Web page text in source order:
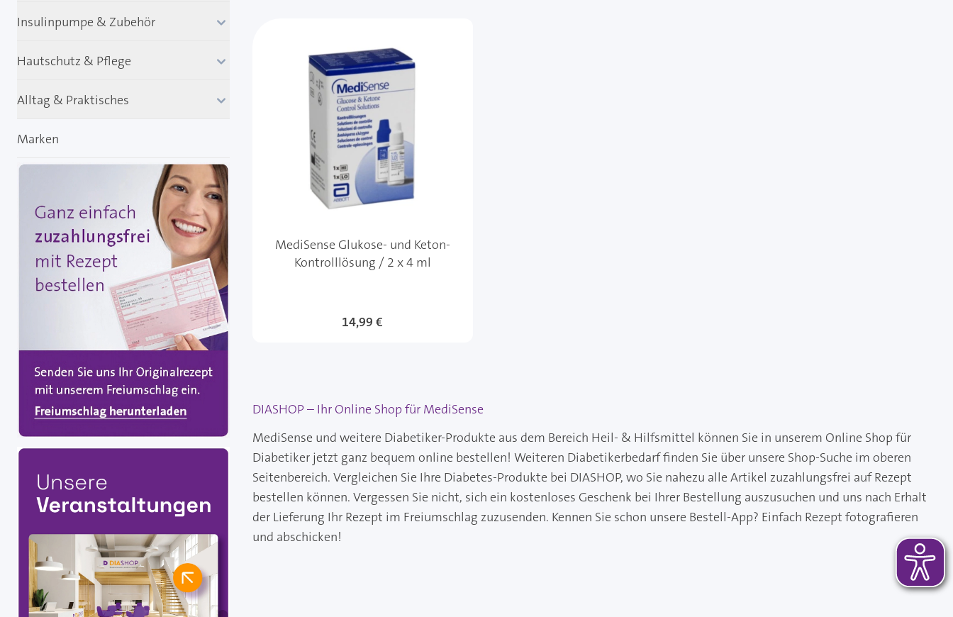
MediSense Glukose- und Keton-
Kontrolllösung / 2 x 4 ml
14,99 €
DIASHOP – Ihr Online Shop für MediSense
MediSense und weitere Diabetiker-Produkte aus dem Bereich Heil- & Hilfsmittel können Sie in unserem Online Shop für
Diabetiker jetzt ganz bequem online bestellen! Weiteren Diabetikerbedarf finden Sie über unsere Shop-Suche im oberen
Seitenbereich. Vergleichen Sie Ihre Diabetes-Produkte bei DIASHOP, wo Sie nahezu alle Artikel zuzahlungsfrei auf Rezept
bestellen können. Vergessen Sie nicht, sich ein kostenloses Geschenk bei Ihrer Bestellung auszusuchen und uns nach Erhalt
der Lieferung Ihr Rezept im Freiumschlag zuzusenden. Kennen Sie schon unsere Bestell-App? Einfach Rezept fotografieren
und abschicken!
Insulinpumpe & Zubehör
Hautschutz & Pflege
Alltag & Praktisches
Marken